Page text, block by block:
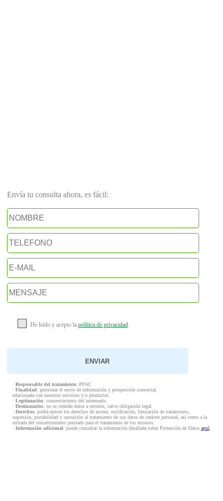
Envía tu consulta ahora, es fácil:
He leído y acepto la política de privacidad.
· Responsable del tratamiento: PPAC
· Finalidad: gestionar el envío de información y prospección comercial,
relacionada con nuestros servicios y/o productos.
· Legitimación: consentimiento del interesado.
· Destinatarios: no se cederán datos a terceros, salvo obligación legal.
· Derechos: podrá ejercer los derechos de acceso, rectificación, limitación de tratamiento,
supresión, portabilidad y oposición al tratamiento de sus datos de carácter personal, así como a la
retirada del consentimiento prestado para el tratamiento de los mismos.
· Información adicional: puede consultar la información detallada sobre Protección de Datos aquí.